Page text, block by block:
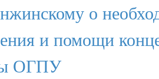
о
и помощи
ОГПУ